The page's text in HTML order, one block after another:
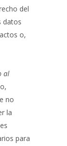
del
datos
o,
al
no
la
para